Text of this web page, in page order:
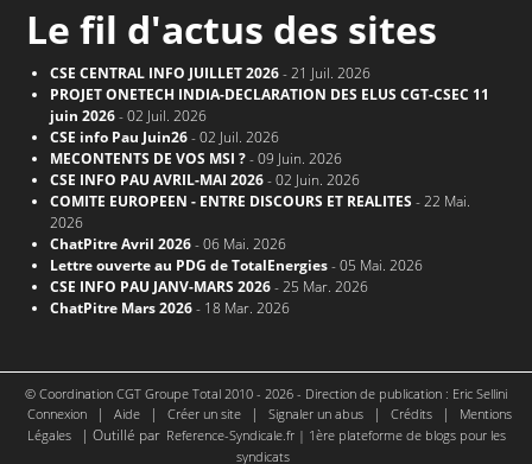
Le fil d'actus des sites
CSE CENTRAL INFO JUILLET 2026- 21 Juil. 2026
PROJET ONETECH INDIA-DECLARATION DES ELUS CGT-CSEC 11
juin 2026- 02 Juil. 2026
CSE info Pau Juin26- 02 Juil. 2026
MECONTENTS DE VOS MSI ?- 09 Juin. 2026
CSE INFO PAU AVRIL-MAI 2026- 02 Juin. 2026
COMITE EUROPEEN - ENTRE DISCOURS ET REALITES - 22 Mai.
2026
ChatPitre Avril 2026- 06 Mai. 2026
Lettre ouverte au PDG de TotalEnergies- 05 Mai. 2026
CSE INFO PAU JANV-MARS 2026- 25 Mar. 2026
ChatPitre Mars 2026- 18 Mar. 2026
© Coordination CGT Groupe Total 2010 - 2026 - Direction de publication : Eric Sellini
Connexion
| Aide | Créer un site | Signaler un abus | Crédits |
Mentions
Légales
| Outillé par Reference-Syndicale.fr | 1ère plateforme de blogs pour les
syndicats